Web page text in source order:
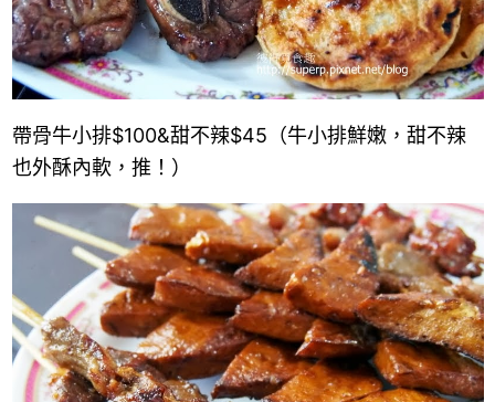
帶骨牛小排$100&甜不辣$45 （牛小排鮮嫩，甜不辣
也外酥內軟，推！）